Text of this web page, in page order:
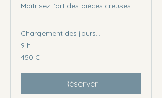
Maîtrisez l’art des pièces creuses
Chargement des jours...
9 h
euros
450 €
Réserver